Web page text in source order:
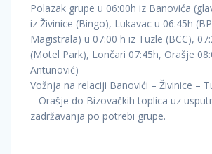
Polazak grupe u 06:00h iz Banovića
iz Živinice (Bingo), Lukavac u 06:45h
Magistrala) u 07:00 h iz Tuzle (BCC),
(Motel Park), Lončari 07:45h, Orašje
Antunović)
Vožnja na relaciji Banovići – Živinice –
– Orašje do Bizovačkih toplica uz
zadržavanja po potrebi grupe.